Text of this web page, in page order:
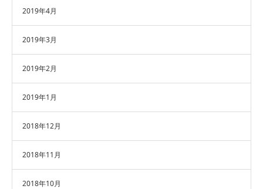
2019年4月
2019年3月
2019年2月
2019年1月
2018年12月
2018年11月
2018年10月